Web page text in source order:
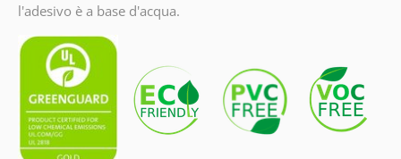
l'adesivo è a base d'acqua.